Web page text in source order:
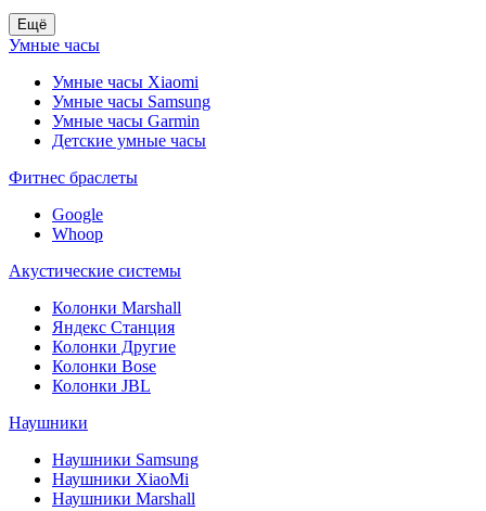
Ещё
Умные часы
Умные часы Xiaomi
Умные часы Samsung
Умные часы Garmin
Детские умные часы
Фитнес браслеты
Google
Whoop
Акустические системы
Колонки Marshall
Яндекс Станция
Колонки Другие
Колонки Bose
Колонки JBL
Наушники
Наушники Samsung
Наушники XiaoMi
Наушники Marshall